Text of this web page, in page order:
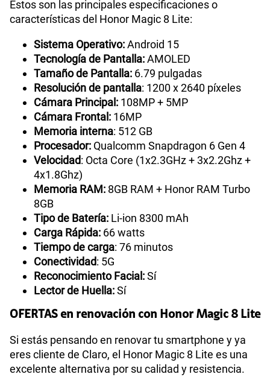
Estos son las principales especificaciones o
características del Honor Magic 8 Lite:
Sistema Operativo:Android 15
Tecnología de Pantalla:AMOLED
Tamaño de Pantalla: 6.79 pulgadas
Resolución de pantalla: 1200 x 2640 píxeles
Cámara Principal: 108MP + 5MP
Cámara Frontal: 16MP
Memoria interna: 512 GB
Procesador: Qualcomm Snapdragon 6 Gen 4
Velocidad: Octa Core (1x2.3GHz + 3x2.2Ghz +
4x1.8Ghz)
Memoria RAM: 8GB RAM + Honor RAM Turbo
8GB
Tipo de Batería: Li-ion 8300 mAh
Carga Rápida: 66 watts
Tiempo de carga: 76 minutos
Conectividad: 5G
Reconocimiento Facial:Sí
Lector de Huella:Sí
OFERTAS en renovación con Honor Magic 8 Lite
Si estás pensando en renovar tu smartphone y ya
eres cliente de Claro, el Honor Magic 8 Lite es una
excelente alternativa por su calidad y resistencia.